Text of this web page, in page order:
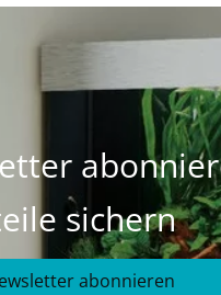
sichern
abonnieren